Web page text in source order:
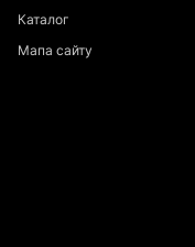
Каталог
Мапа сайту